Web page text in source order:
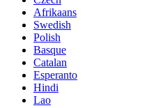
Afrikaans
Swedish
Polish
Basque
Catalan
Esperanto
Hindi
Lao